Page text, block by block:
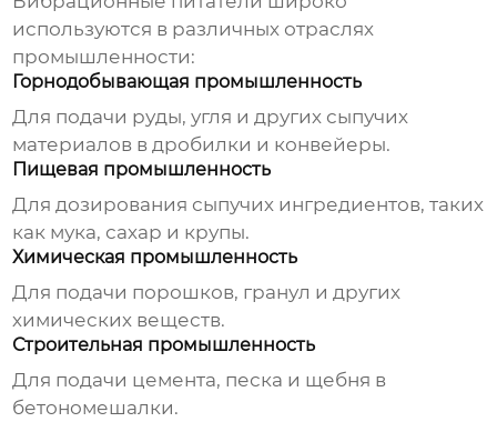
используются в различных отраслях
промышленности:
Горнодобывающая промышленность
Для подачи руды, угля и других сыпучих
материалов в дробилки и конвейеры.
Пищевая промышленность
Для дозирования сыпучих ингредиентов, таких
как мука, сахар и крупы.
Химическая промышленность
Для подачи порошков, гранул и других
химических веществ.
Строительная промышленность
Для подачи цемента, песка и щебня в
бетономешалки.